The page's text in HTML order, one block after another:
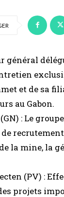
général
et de sa
au Gabon.
: Le
la mine, la
(PV) :
projets